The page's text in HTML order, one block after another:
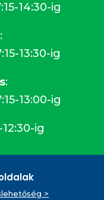
>
14:30-ig
:
13:30-ig
:
13:00-ig
ig